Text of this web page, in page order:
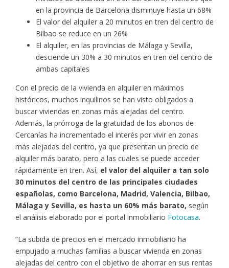
en la provincia de Barcelona disminuye hasta un 68%
El valor del alquiler a 20 minutos en tren del centro de
Bilbao se reduce en un 26%
El alquiler, en las provincias de Málaga y Sevilla,
desciende un 30% a 30 minutos en tren del centro de
ambas capitales
Con el precio de la vivienda en alquiler en máximos
históricos, muchos inquilinos se han visto obligados a
buscar viviendas en zonas más alejadas del centro.
Además, la prórroga de la gratuidad de los abonos de
Cercanías ha incrementado el interés por vivir en zonas
más alejadas del centro, ya que presentan un precio de
alquiler más barato, pero a las cuales se puede acceder
rápidamente en tren. Así, el valor del alquiler a tan solo
30 minutos del centro de las principales ciudades
españolas, como Barcelona, Madrid, Valencia, Bilbao,
Málaga y Sevilla, es hasta un 60% más barato, según
el análisis elaborado por el portal inmobiliario Fotocasa.
“La subida de precios en el mercado inmobiliario ha
empujado a muchas familias a buscar vivienda en zonas
alejadas del centro con el objetivo de ahorrar en sus rentas